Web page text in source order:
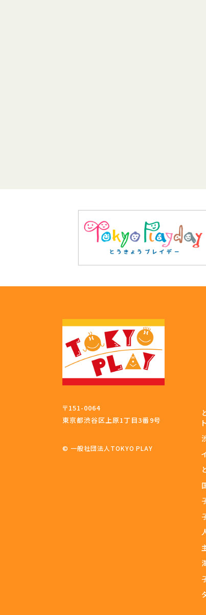
〒151-0064
東京都渋谷区上原1丁目3番9号
© 一般社団法人TOKYO PLAY
ト